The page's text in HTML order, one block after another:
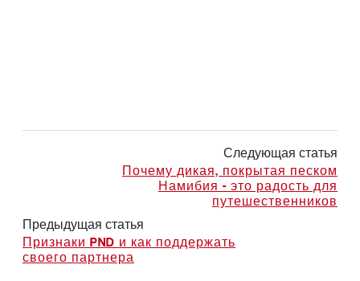
Следующая статья
Почему дикая, покрытая песком
Намибия - это радость для
путешественников
Предыдущая статья
Признаки PND и как поддержать
своего партнера